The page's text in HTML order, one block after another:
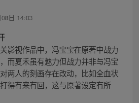
日 14:03
影视作品中，冯宝宝在原著中战力
而夏禾虽有魅力但战力并非与冯宝
两人的刻画存在改动，比如全血状
得有来有回，这与原著设定有所